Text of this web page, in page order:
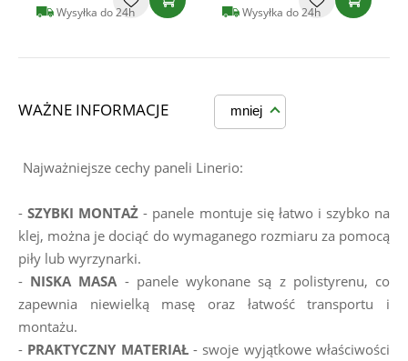
Wysyłka do 24h
Wysyłka do 24h
WAŻNE INFORMACJE mniej
Najważniejsze cechy paneli Linerio:
- SZYBKI MONTAŻ - panele montuje się łatwo i szybko na
klej, można je dociąć do wymaganego rozmiaru za pomocą
piły lub wyrzynarki.
- NISKA MASA - panele wykonane są z polistyrenu, co
zapewnia niewielką masę oraz łatwość transportu i
montażu.
- PRAKTYCZNY MATERIAŁ - swoje wyjątkowe właściwości